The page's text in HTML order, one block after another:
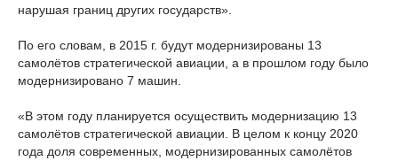
нарушая границ других государств».
По его словам, в 2015 г. будут модернизированы 13
самолётов стратегической авиации, а в прошлом году было
модернизировано 7 машин.
«В этом году планируется осуществить модернизацию 13
самолётов стратегической авиации. В целом к концу 2020
года доля современных, модернизированных самолётов